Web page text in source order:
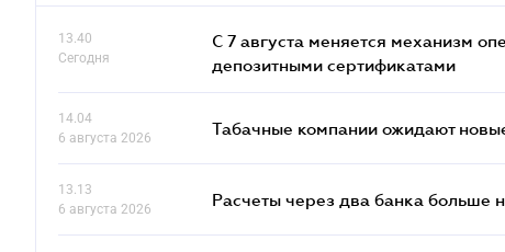
13.40
Сегодня
С 7 августа меняется механизм
депозитными сертификатами
14.04
6 августа 2026
Табачные компании ожидают
13.13
6 августа 2026
Расчеты через два банка больше